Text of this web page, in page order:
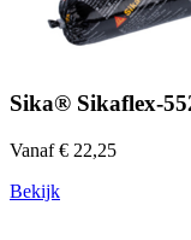
Sika® Sikaflex-
Vanaf € 22,25
Bekijk